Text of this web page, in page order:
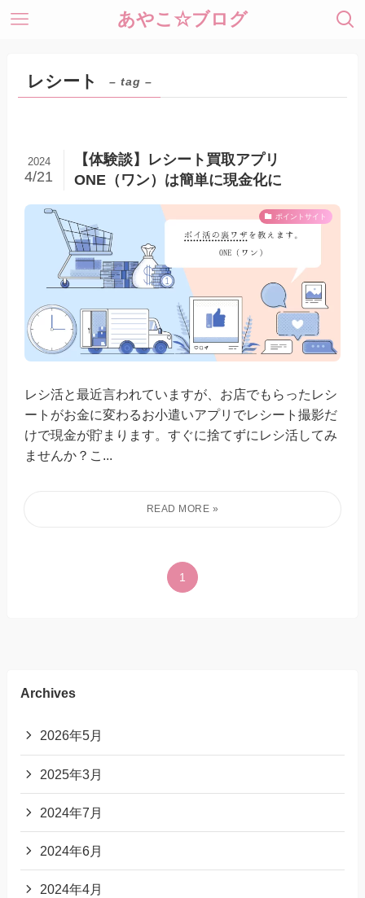
あやこ☆ブログ
レシート – tag –
【体験談】レシート買取アプリ
ONE（ワン）は簡単に現金化に
2024
4/21
ポイントサイト
レシ活と最近言われていますが、お店でもらったレシ
ートがお金に変わるお小遣いアプリでレシート撮影だ
けで現金が貯まります。すぐに捨てずにレシ活してみ
ませんか？こ...
1
Archives
2026年5月
2025年3月
2024年7月
2024年6月
2024年4月